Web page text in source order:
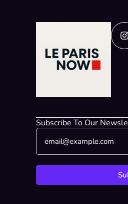
Subscribe To Our
*
m
a
l
E
a
*